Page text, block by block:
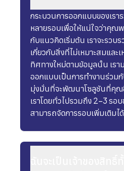
กระบวนการออกแบบของเรา
หลายรอบเพื่อให้แน่ใจว่าคุณ
กับแนวคิดเริ่มต้น เราจะรวบ
เกี่ยวกับสิ่งที่ไม่เหมาะสมและ
ทิศทางใหม่ตามข้อมูลนั้น เรา
ออกแบบเป็นการทำงานร่วมกั
มุ่งมั่นที่จะพัฒนาโซลูชันที่คุณ
เราโดยทั่วไปรวมถึง 2-3 รอบ
สามารถจัดการรอบเพิ่มเติมไ